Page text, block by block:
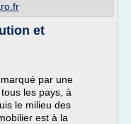
et
par une
les pays, à
le milieu des
est à la